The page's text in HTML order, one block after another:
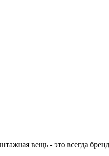
вещь - это всегда